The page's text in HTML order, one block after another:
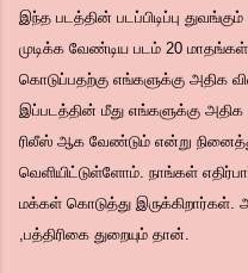
இந்த படத்தின் படப்பிடிப்பு
முடிக்க வேண்டிய படம் 20
கொடுப்பதற்கு எங்களுக்கு அதிக
இப்படத்தின் மீது எங்களுக்கு அதிக
ரிலீஸ் ஆக வேண்டும் என்று
வெளியிட்டுள்ளோம். நாங்கள்
மக்கள் கொடுத்து இருக்கிறார்கள்.
,பத்திரிகை துறையும் தான்.